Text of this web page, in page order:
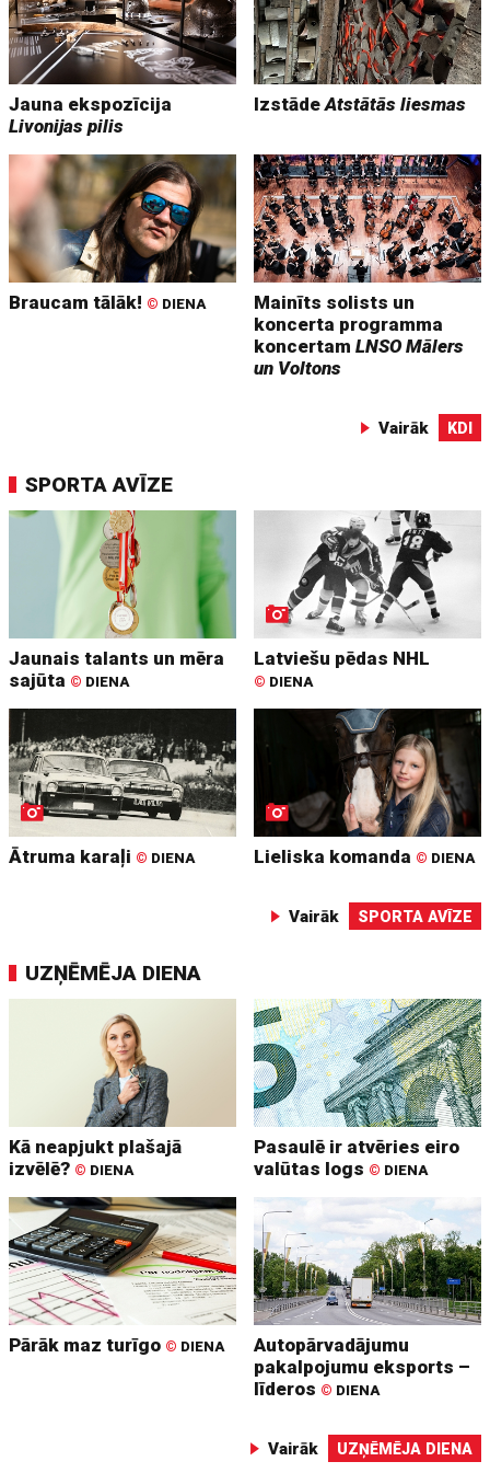
Jauna ekspozīcija
Livonijas pilis
IzstādeAtstātās liesmas
Braucam tālāk! © DIENA
Mainīts solists un
koncerta programma
koncertamLNSO Mālers
un Voltons
Vairāk KDI
SPORTA AVĪZE
Jaunais talants un mēra
sajūta © DIENA
Latviešu pēdas NHL
© DIENA
Ātruma karaļi © DIENA Lieliska komanda © DIENA
Vairāk SPORTA AVĪZE
UZŅĒMĒJA DIENA
Kā neapjukt plašajā
izvēlē? © DIENA
Pasaulē ir atvēries eiro
valūtas logs © DIENA
Pārāk maz turīgo © DIENA
Autopārvadājumu
pakalpojumu eksports –
līderos © DIENA
Vairāk UZŅĒMĒJA DIENA